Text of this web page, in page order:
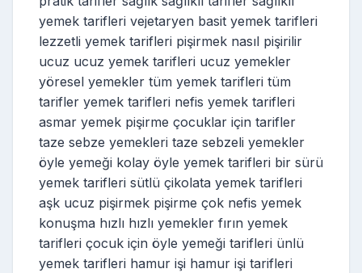
yemek tarifleri vejetaryen basit yemek tarifleri
lezzetli yemek tarifleri pişirmek nasıl pişirilir
ucuz ucuz yemek tarifleri ucuz yemekler
yöresel yemekler tüm yemek tarifleri tüm
tarifler yemek tarifleri nefis yemek tarifleri
asmar yemek pişirme çocuklar için tarifler
taze sebze yemekleri taze sebzeli yemekler
öyle yemeği kolay öyle yemek tarifleri bir sürü
yemek tarifleri sütlü çikolata yemek tarifleri
aşk ucuz pişirmek pişirme çok nefis yemek
konuşma hızlı hızlı yemekler fırın yemek
tarifleri çocuk için öyle yemeği tarifleri ünlü
yemek tarifleri hamur işi hamur işi tarifleri